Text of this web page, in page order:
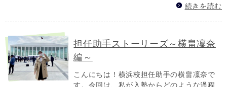
続きを読む
担任助手ストーリーズ～横畠凜奈
編～
こんにちは！横浜校担任助手の横畠凜奈で
す。今回は、私が入塾からどのような過程